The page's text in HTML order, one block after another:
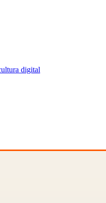
digital